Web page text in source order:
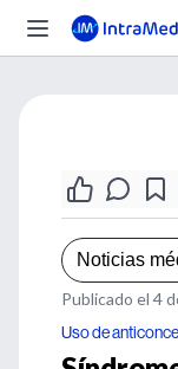
Noticias
Publicado el 4
Uso de